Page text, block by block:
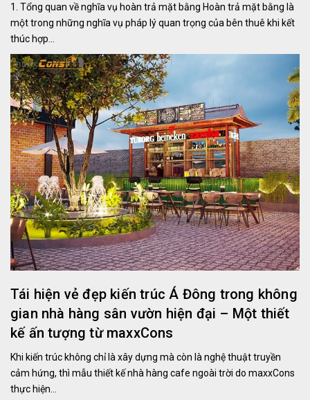
1. Tổng quan về nghĩa vụ hoàn trả mặt bằng Hoàn trả mặt bằng là
một trong những nghĩa vụ pháp lý quan trọng của bên thuê khi kết
thúc hợp...
Tái hiện vẻ đẹp kiến trúc Á Đông trong không
gian nhà hàng sân vườn hiện đại – Một thiết
kế ấn tượng từ maxxCons
Khi kiến trúc không chỉ là xây dựng mà còn là nghệ thuật truyền
cảm hứng, thì mẫu thiết kế nhà hàng cafe ngoài trời do maxxCons
thực hiện...